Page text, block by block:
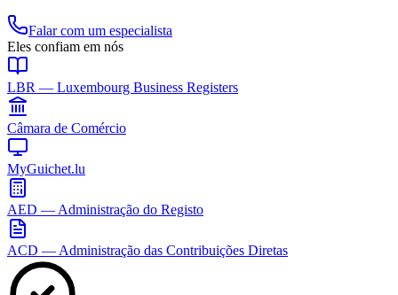
Falar com um especialista
Eles confiam em nós
LBR — Luxembourg Business Registers
Câmara de Comércio
MyGuichet.lu
AED — Administração do Registo
ACD — Administração das Contribuições Diretas